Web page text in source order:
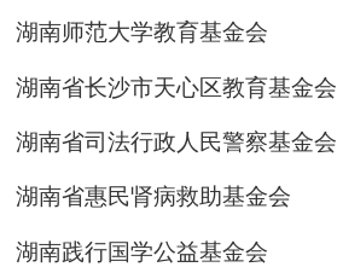
湖南师范大学教育基金会
湖南省长沙市天心区教育基金会
湖南省司法行政人民警察基金会
湖南省惠民肾病救助基金会
湖南践行国学公益基金会